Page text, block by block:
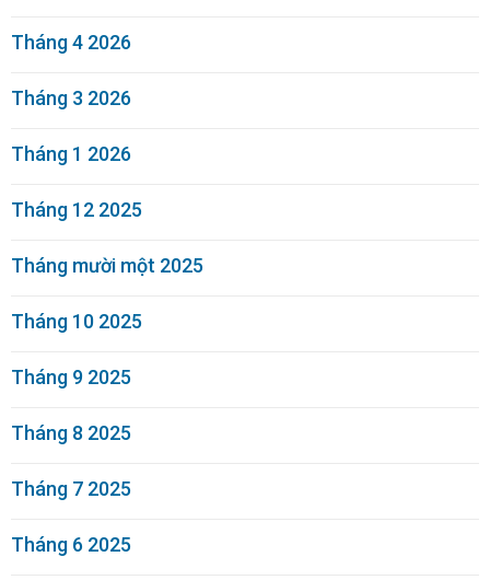
Tháng 4 2026
Tháng 3 2026
Tháng 1 2026
Tháng 12 2025
Tháng mười một 2025
Tháng 10 2025
Tháng 9 2025
Tháng 8 2025
Tháng 7 2025
Tháng 6 2025